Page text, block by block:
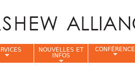
NOUVELLES ET
INFOS
CONFÉRENCE